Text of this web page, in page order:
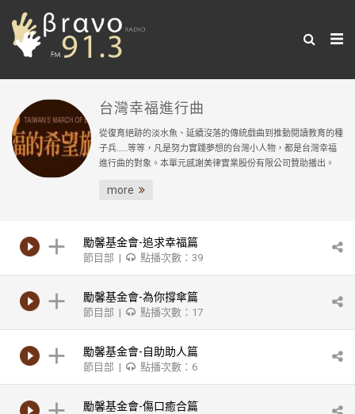
台灣幸福進行曲
從復育絕跡的淡水魚、延續沒落的傳統戲曲到推動閱讀教育的種
子兵……等等，凡是努力實踐夢想的台灣小人物，都是台灣幸福
進行曲的對象。本單元感謝美律實業股份有限公司贊助播出。
more
勵馨基金會-追求幸福篇
節目部 | 點播次數：39
勵馨基金會-為你撐傘篇
節目部 | 點播次數：17
勵馨基金會-自助助人篇
節目部 | 點播次數：6
勵馨基金會-傷口癒合篇